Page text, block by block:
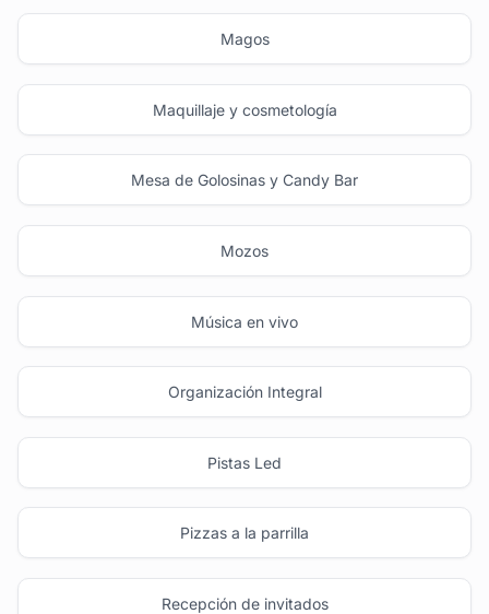
Magos
Maquillaje y cosmetología
Mesa de Golosinas y Candy Bar
Mozos
Música en vivo
Organización Integral
Pistas Led
Pizzas a la parrilla
Recepción de invitados